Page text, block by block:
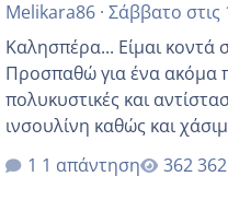
Melikara86· Σάββατο στις
Καλησπέρα... Είμαι κοντά
Προσπαθώ για ένα ακόμα
πολυκυστικές και
ινσουλίνη καθώς και
κιλά παραπάνω και όσο κ
δεν χάνω εύκολα! Προσπαθώ για ακόμη
1 απάντηση